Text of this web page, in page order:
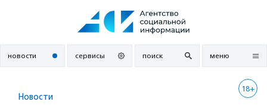
новости сервисы поиск меню
18+
Новости